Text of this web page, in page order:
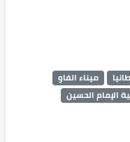
ميناء الفاو
الحسين